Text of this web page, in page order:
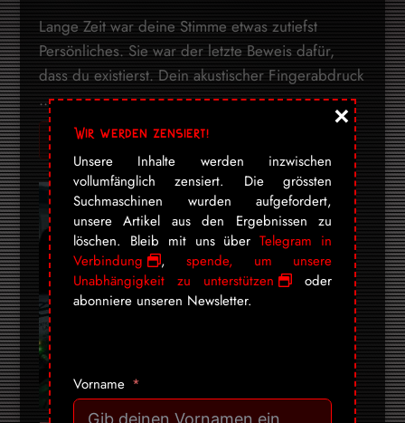
Lange Zeit war deine Stimme etwas zutiefst
Persönliches. Sie war der letzte Beweis dafür,
dass du existierst. Dein akustischer Fingerabdruck
...
Ich will mehr! Gib mir alles ➔
Wir werden zensiert!
Unsere Inhalte werden inzwischen
vollumfänglich zensiert. Die grössten
Suchmaschinen wurden aufgefordert,
unsere Artikel aus den Ergebnissen zu
löschen. Bleib mit uns überTelegram in
Verbindung
, spende, um unsere
Unabhängigkeit zu unterstützen
oder
abonniere unseren Newsletter.
Vorname
×